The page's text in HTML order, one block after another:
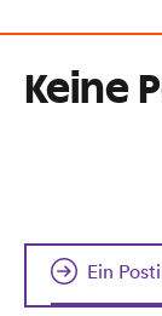
Keine
Ein